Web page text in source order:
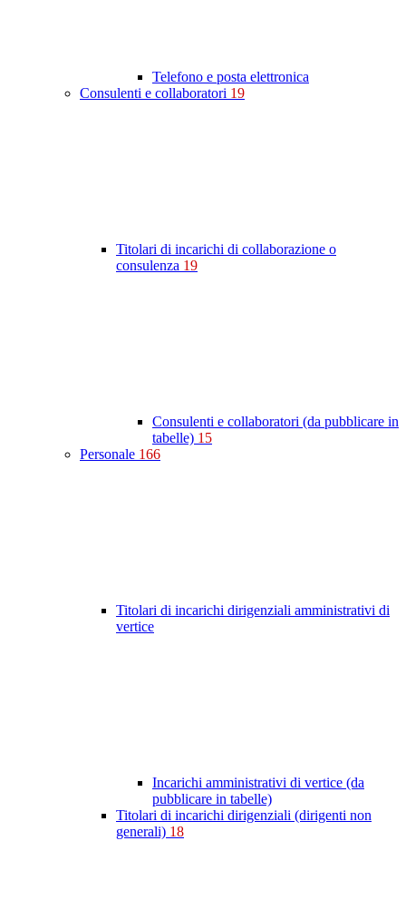
Telefono e posta elettronica
Consulenti e collaboratori 19
Titolari di incarichi di collaborazione o
consulenza 19
Consulenti e collaboratori (da pubblicare in
tabelle) 15
Personale 166
Titolari di incarichi dirigenziali amministrativi di
vertice
Incarichi amministrativi di vertice (da
pubblicare in tabelle)
Titolari di incarichi dirigenziali (dirigenti non
generali) 18